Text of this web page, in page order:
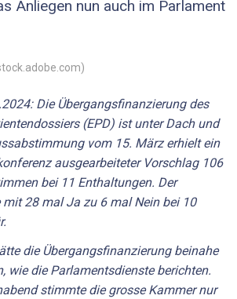
Anliegen nun auch im Parlament
Die Übergangsfinanzierung des
(EPD) ist unter Dach und
vom 15. März erhielt ein
ausgearbeiteter Vorschlag 106
bei 11 Enthaltungen. Der
28 mal Ja zu 6 mal Nein bei 10
die Übergangsfinanzierung beinahe
wie die Parlamentsdienste berichten.
stimmte die grosse Kammer nur